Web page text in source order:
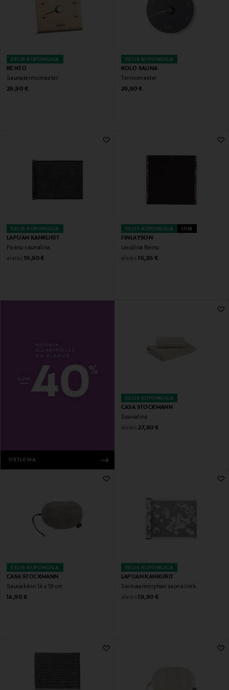
EELIS KUPONGIGA
RENTO
Saunatermomeeter
Original Price
29,90 €
EELIS KUPONGIGA
KOLO SAUNA
Termomeeter
Original Price
29,90 €
EELIS KUPONGIGA
LAPUAN KANKURIT
Paanu saunalina
alates Original Price
19,90 €
EELIS KUPONGIGA UUS
FINLAYSON
Lavalina Reino
alates Original Price
16,95 €
OSTLEMA
EELIS KUPONGIGA
CASA STOCKMANN
Saunalina
alates Original Price
27,90 €
EELIS KUPONGIGA
CASA STOCKMANN
Saunakäsn 14 x 19 cm
Original Price
14,90 €
EELIS KUPONGIGA
LAPUAN KANKURIT
Saimaannorphan sauna linik
alates Original Price
19,90 €